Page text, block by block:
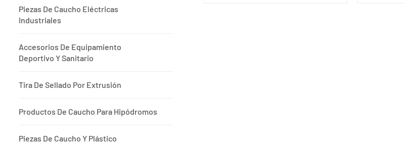
Piezas De Caucho Eléctricas
Industriales
Accesorios De Equipamiento
Deportivo Y Sanitario
Tira De Sellado Por Extrusión
Productos De Caucho Para Hipódromos
Piezas De Caucho Y Plástico